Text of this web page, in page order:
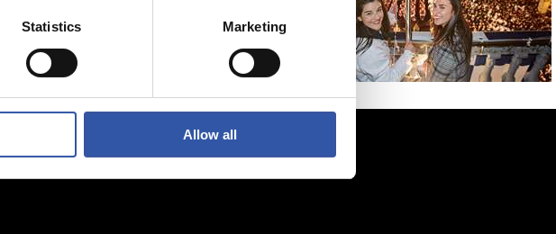
Statistics Marketing
Allow all